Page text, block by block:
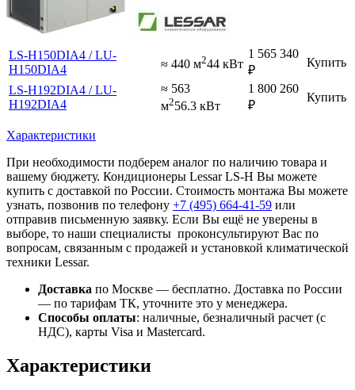
LS-H150DIA4 / LU-
H150DIA4
≈ 440 м244 кВт
1 565 340
₽
Купить
LS-H192DIA4 / LU-
H192DIA4
≈ 563
м256.3 кВт
1 800 260
₽
Купить
Характеристики
При необходимости подберем аналог по наличию товара и
вашему бюджету. Кондиционеры Lessar LS-H Вы можете
купить с доставкой по России. Стоимость монтажа Вы можете
узнать, позвонив по телефону +7 (495) 664-41-59 или
отправив письменную заявку. Если Вы ещё не уверены в
выборе, то наши специалисты проконсультируют Вас по
вопросам, связанным с продажей и установкой климатической
техники Lessar.
Доставка по Москве — бесплатно. Доставка по России
— по тарифам ТК, уточните это у менеджера.
Способы оплаты: наличные, безналичный расчет (с
НДС), карты Visa и Mastercard.
Характеристики